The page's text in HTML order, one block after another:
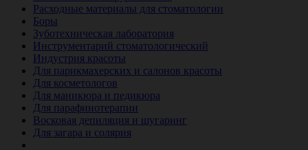
Расходные материалы для стоматологии
Боры
Зуботехническая лаборатория
Инструментарий стоматологический
Индустрия красоты
Для парикмахерских и салонов красоты
Для косметологов
Для маникюра и педикюра
Для парафинотерапии
Восковая депиляция и шугаринг
Для загара и солярия